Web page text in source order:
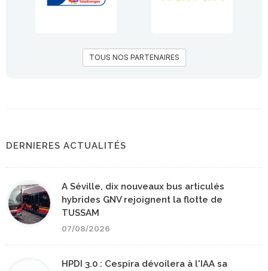
TOUS NOS PARTENAIRES
DERNIERES ACTUALITÉS
A Séville, dix nouveaux bus articulés
hybrides GNV rejoignent la flotte de
TUSSAM
07/08/2026
HPDI 3.0 : Cespira dévoilera à l'IAA sa